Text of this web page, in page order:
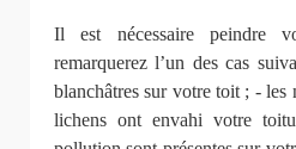
Il est nécessaire peindre
remarquerez l’un des cas
blanchâtres sur votre toit ; - les
lichens ont envahi votre